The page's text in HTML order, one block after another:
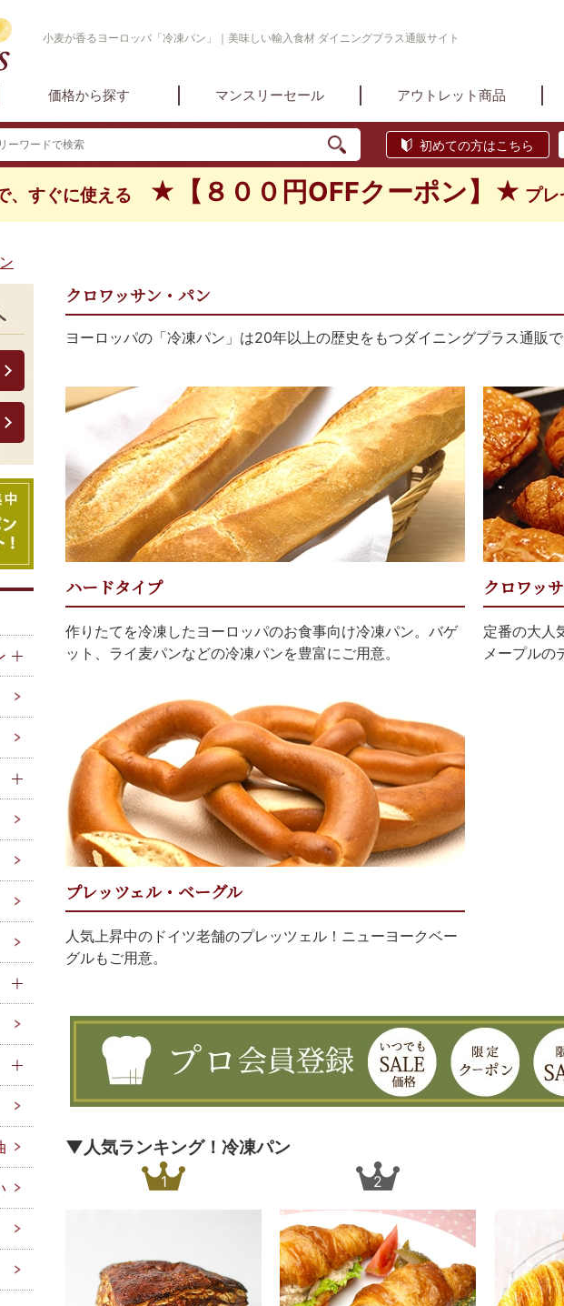
小麦が香るヨーロッパ「冷凍パン」｜美味しい輸入食材 ダイニングプラス通販サイト
価格から探す マンスリーセール アウトレット商品
初めての方はこちら
、すぐに使える ★【８００円OFFクーポン】★ プ
クロワッサン・パン
ヨーロッパの「冷凍パン」は20年以上の歴史をもつダイニングプラス通販
ハードタイプ
作りたてを冷凍したヨーロッパのお食事向け冷凍パン。バゲ
ット、ライ麦パンなどの冷凍パンを豊富にご用意。
クロワッ
定番の大人
メープルの
プレッツェル・ベーグル
人気上昇中のドイツ老舗のプレッツェル！ニューヨークベー
グルもご用意。
▼人気ランキング！冷凍パン
1 2